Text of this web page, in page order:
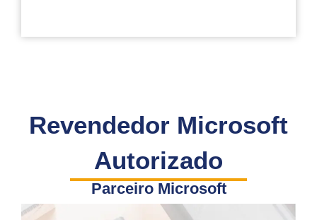
Revendedor Microsoft
Autorizado
Parceiro Microsoft